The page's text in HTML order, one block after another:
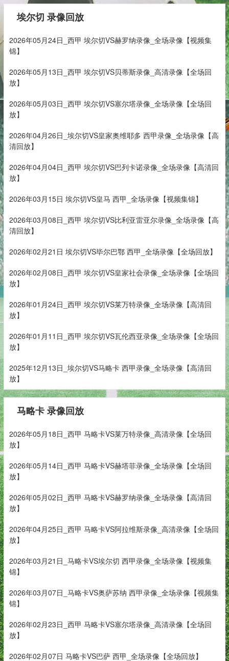
埃尔切 录像回放
2026年05月24日_西甲 埃尔切VS赫罗纳录像_全场录像【视频集
锦】
2026年05月13日_西甲 埃尔切VS贝蒂斯录像_高清录像【全场回
放】
2026年05月03日_西甲 埃尔切VS塞尔塔录像_全场录像【全场回
放】
2026年04月26日_埃尔切VS皇家奥维耶多 西甲录像_全场录像【高
清回放】
2026年04月04日_西甲 埃尔切VS巴列卡诺录像_全场录像【高清回
放】
2026年03月15日 埃尔切VS皇马 西甲_全场录像【视频集锦】
2026年03月08日_西甲 埃尔切VS比利亚雷亚尔录像_全场录像【高
清回放】
2026年02月21日 埃尔切VS毕尔巴鄂 西甲_全场录像【全场回放】
2026年02月08日_西甲 埃尔切VS皇家社会录像_全场录像【全场回
放】
2026年01月24日_西甲 埃尔切VS莱万特录像_全场录像【高清回
放】
2026年01月11日_西甲 埃尔切VS瓦伦西亚录像_全场录像【全场回
放】
2025年12月13日_埃尔切VS马略卡 西甲录像_全场录像【高清回
放】
马略卡 录像回放
2026年05月18日_西甲 马略卡VS莱万特录像_高清录像【全场回
放】
2026年05月14日_西甲 马略卡VS赫塔菲录像_全场录像【全场回
放】
2026年05月02日_西甲 马略卡VS赫罗纳录像_全场录像【高清回
放】
2026年04月25日_西甲 马略卡VS阿拉维斯录像_高清录像【全场回
放】
2026年03月21日_马略卡VS埃尔切 西甲录像_全场录像【视频集
锦】
2026年03月07日_马略卡VS奥萨苏纳 西甲录像_全场录像【视频集
锦】
2026年02月23日_西甲 马略卡VS塞尔塔录像_高清录像【全场回
放】
2026年02月07日 马略卡VS巴萨 西甲_全场录像【全场回放】